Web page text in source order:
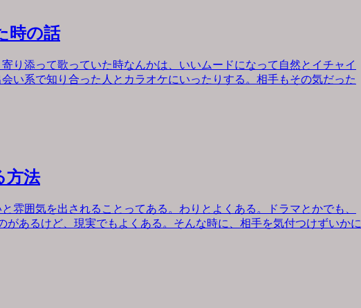
時の話
り添って歌っていた時なんかは、いいムードになって自然とイチャイ
い系で知り合った人とカラオケにいったりする。相手もその気だった
方法
雰囲気を出されることってある。わりとよくある。ドラマとかでも、
があるけど、現実でもよくある。そんな時に、相手を気付つけずいかに